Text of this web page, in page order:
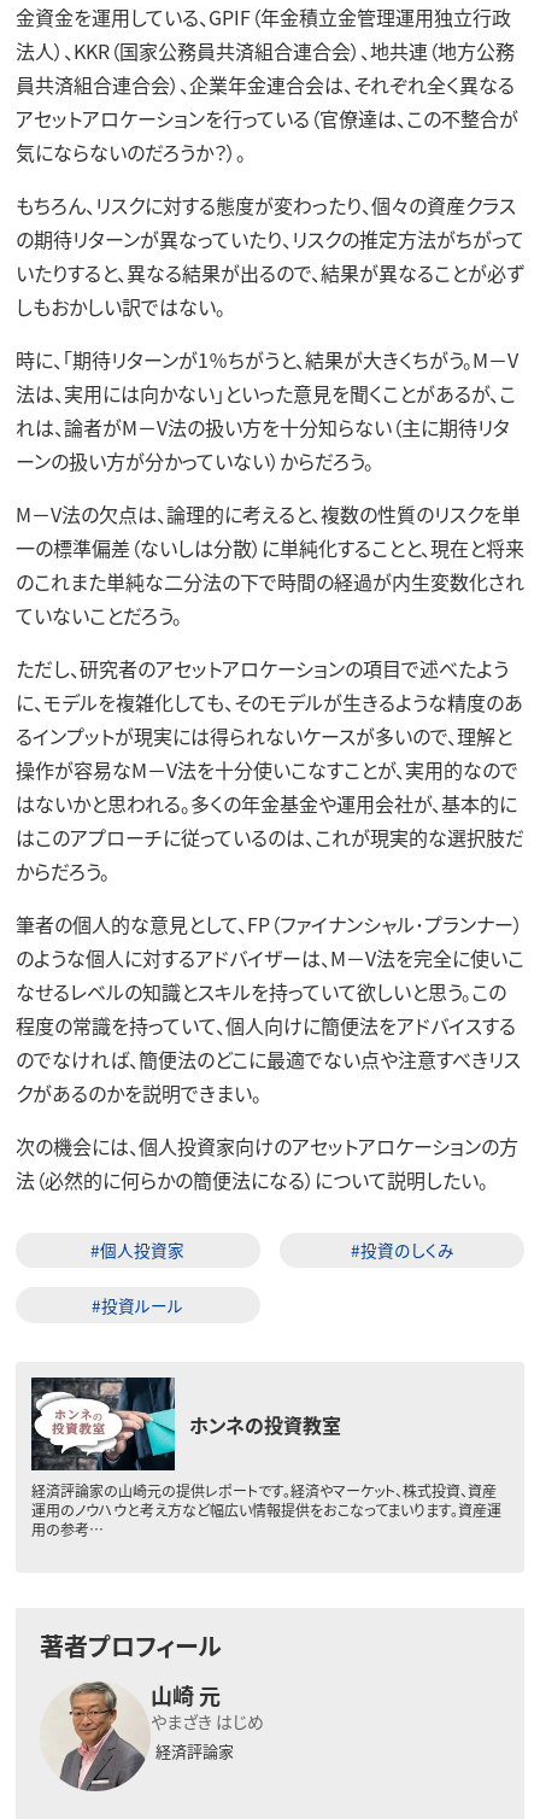
金資金を運用している、GPIF（年金積立金管理運用独立行政
法人）、KKR（国家公務員共済組合連合会）、地共連（地方公務
員共済組合連合会）、企業年金連合会は、それぞれ全く異なる
アセットアロケーションを行っている（官僚達は、この不整合が
気にならないのだろうか？）。
もちろん、リスクに対する態度が変わったり、個々の資産クラス
の期待リターンが異なっていたり、リスクの推定方法がちがって
いたりすると、異なる結果が出るので、結果が異なることが必ず
しもおかしい訳ではない。
時に、「期待リターンが1％ちがうと、結果が大きくちがう。M－V
法は、実用には向かない」といった意見を聞くことがあるが、こ
れは、論者がM－V法の扱い方を十分知らない（主に期待リタ
ーンの扱い方が分かっていない）からだろう。
M－V法の欠点は、論理的に考えると、複数の性質のリスクを単
一の標準偏差（ないしは分散）に単純化することと、現在と将来
のこれまた単純な二分法の下で時間の経過が内生変数化され
ていないことだろう。
ただし、研究者のアセットアロケーションの項目で述べたよう
に、モデルを複雑化しても、そのモデルが生きるような精度のあ
るインプットが現実には得られないケースが多いので、理解と
操作が容易なM－V法を十分使いこなすことが、実用的なので
はないかと思われる。多くの年金基金や運用会社が、基本的に
はこのアプローチに従っているのは、これが現実的な選択肢だ
からだろう。
筆者の個人的な意見として、FP（ファイナンシャル･プランナー）
のような個人に対するアドバイザーは、M－V法を完全に使いこ
なせるレベルの知識とスキルを持っていて欲しいと思う。この
程度の常識を持っていて、個人向けに簡便法をアドバイスする
のでなければ、簡便法のどこに最適でない点や注意すべきリス
クがあるのかを説明できまい。
次の機会には、個人投資家向けのアセットアロケーションの方
法（必然的に何らかの簡便法になる）について説明したい。
#個人投資家 #投資のしくみ
#投資ルール
ホンネの投資教室
経済評論家の山崎元の提供レポートです。経済やマーケット、株式投資、資産
運用のノウハウと考え方など幅広い情報提供をおこなってまいります。資産運
用の参考…
著者プロフィール
山崎 元
やまざき はじめ
経済評論家